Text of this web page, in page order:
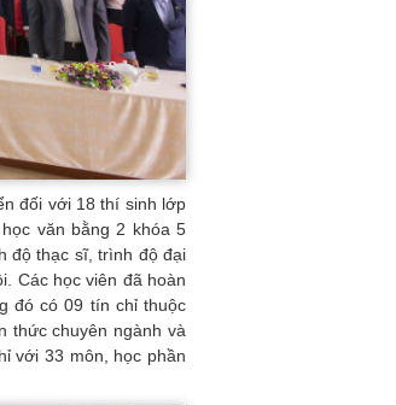
đối với 18 thí sinh lớp
văn bằng 2 khóa 5
độ thạc sĩ, trình độ đại
Các học viên đã hoàn
đó có 09 tín chỉ thuộc
thức chuyên ngành và
với 33 môn, học phần